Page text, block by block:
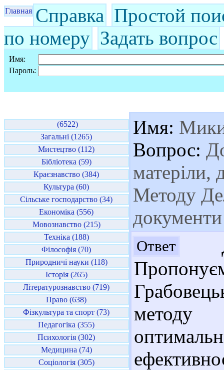
Главная Справка Простой
по номеру Задать вопрос
Имя:
Пароль:
(6522)
Загальні (1265)
Мистецтво (112)
Бібліотека (59)
Краєзнавство (384)
Культура (60)
Сільське господарство (34)
Економіка (556)
Мовознавство (215)
Техніка (188)
Філософія (70)
Природничі науки (118)
Історія (265)
Літературознавство (719)
Право (638)
Фізкультура та спорт (73)
Педагогіка (355)
Психологія (302)
Медицина (74)
Соціологія (305)
Имя:
Вопрос:
матеріли,
Методу
Ответ
методу